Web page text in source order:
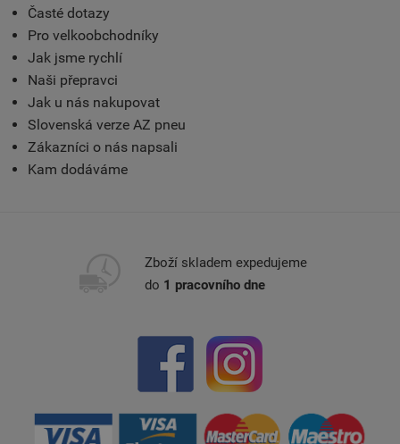
Časté dotazy
Pro velkoobchodníky
Jak jsme rychlí
Naši přepravci
Jak u nás nakupovat
Slovenská verze AZ pneu
Zákazníci o nás napsali
Kam dodáváme
Zboží skladem expedujeme
do 1 pracovního dne